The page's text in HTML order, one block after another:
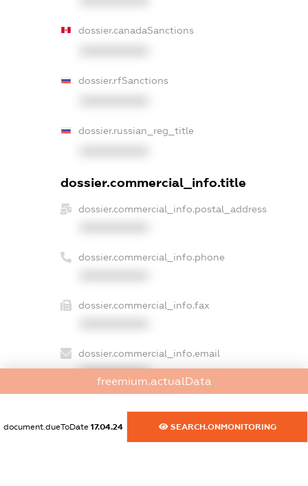
dossier.canadaSanctions
dossier.rfSanctions
dossier.russian_reg_title
dossier.commercial_info.title
dossier.commercial_info.postal_address
dossier.commercial_info.phone
dossier.commercial_info.fax
dossier.commercial_info.email
XXXXXXXXXX
freemium.actualData
document.dueToDate 17.04.24 SEARCH.ONMONITORING